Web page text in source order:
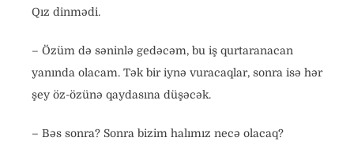
Qız dinmədi.
– Özüm də səninlə gedəcəm, bu iş qurtaranacan
yanında olacam. Tək bir iynə vuracaqlar, sonra isə hər
şey öz-özünə qaydasına düşəcək.
– Bəs sonra? Sonra bizim halımız necə olacaq?